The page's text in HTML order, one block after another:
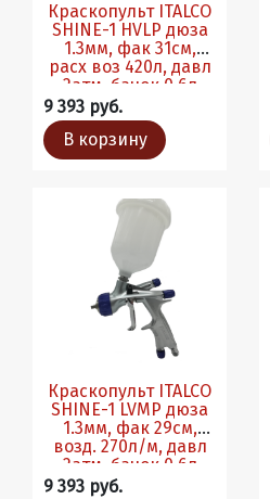
Краскопульт ITALCO
SHINE-1 HVLP дюза
1.3мм, фак 31см,
расх воз 420л, давл
2атм, бачок 0.6л
9 393 руб.
В корзину
Краскопульт ITALCO
SHINE-1 LVMP дюза
1.3мм, фак 29см,
возд. 270л/м, давл
2атм, бачок 0.6л
9 393 руб.